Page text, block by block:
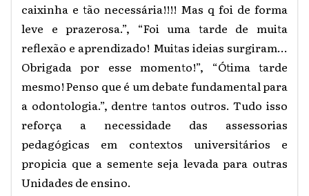
caixinha e tão necessária!!!! Mas q foi de forma
leve e prazerosa.”, “Foi uma tarde de muita
reflexão e aprendizado! Muitas ideias surgiram...
Obrigada por esse momento!”, “Ótima tarde
mesmo! Penso que é um debate fundamental para
a odontologia.”, dentre tantos outros. Tudo isso
reforça a necessidade das assessorias
pedagógicas em contextos universitários e
propicia que a semente seja levada para outras
Unidades de ensino.